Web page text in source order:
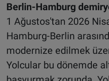
Berlin-Hamburg
1 Ağustos'tan 2026
Hamburg-Berlin
modernize edilmek
Yolcular bu dönemde